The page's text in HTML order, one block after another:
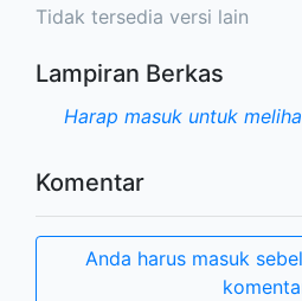
Tidak tersedia versi lain
Lampiran Berkas
Harap masuk untuk
Komentar
Anda harus masuk